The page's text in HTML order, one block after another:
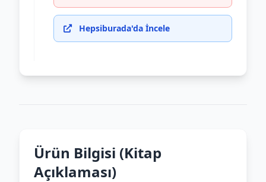
Hepsiburada'da İncele
Ürün Bilgisi (Kitap
Açıklaması)